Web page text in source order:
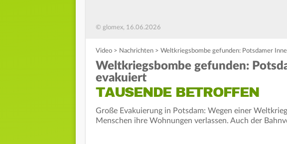
© glomex, 16.06.2026
Video > Nachrichten > Weltkriegsbombe gefunden: Potsdamer
Weltkriegsbombe gefunden:
evakuiert
TAUSENDE BETROFFEN
Große Evakuierung in Potsdam: Wegen einer
Menschen ihre Wohnungen verlassen. Auch der